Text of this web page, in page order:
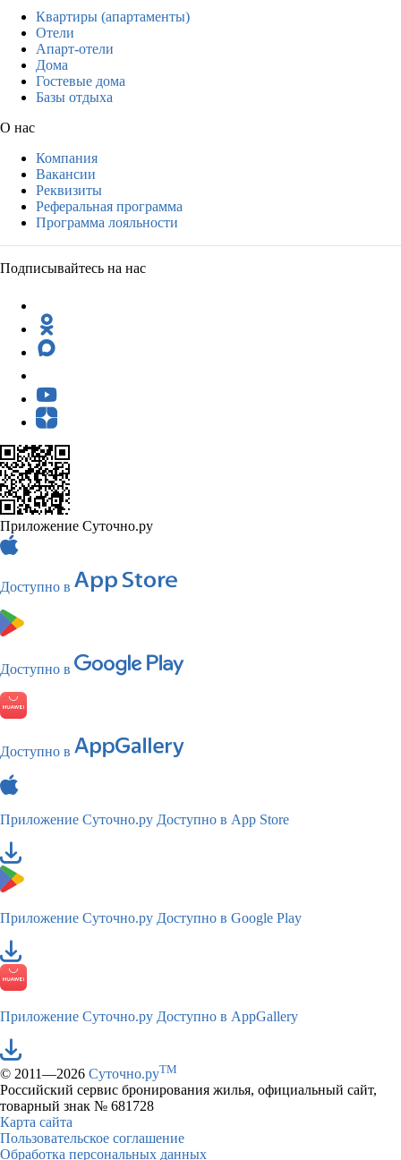
Квартиры (апартаменты)
Отели
Апарт-отели
Дома
Гостевые дома
Базы отдыха
О нас
Компания
Вакансии
Реквизиты
Реферальная программа
Программа лояльности
Подписывайтесь на нас
Приложение Суточно.ру
Доступно в
Доступно в
Доступно в
Приложение Суточно.ру Доступно в App Store
Приложение Суточно.ру Доступно в Google Play
Приложение Суточно.ру Доступно в AppGallery
© 2011—2026 Суточно.руTM
Российский сервис бронирования жилья, официальный сайт,
товарный знак № 681728
Карта сайта
Пользовательское соглашение
Обработка персональных данных